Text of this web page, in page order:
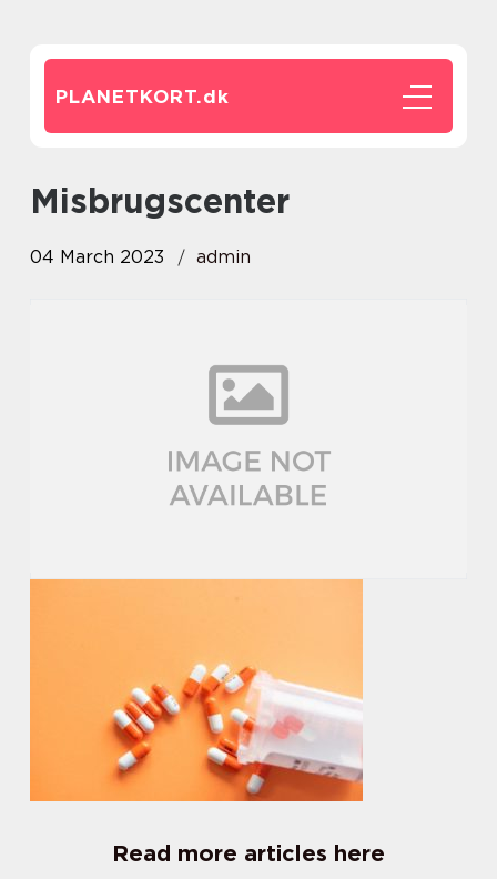
PLANETKORT.dk
Misbrugscenter
04 March 2023 admin
Read more articles here